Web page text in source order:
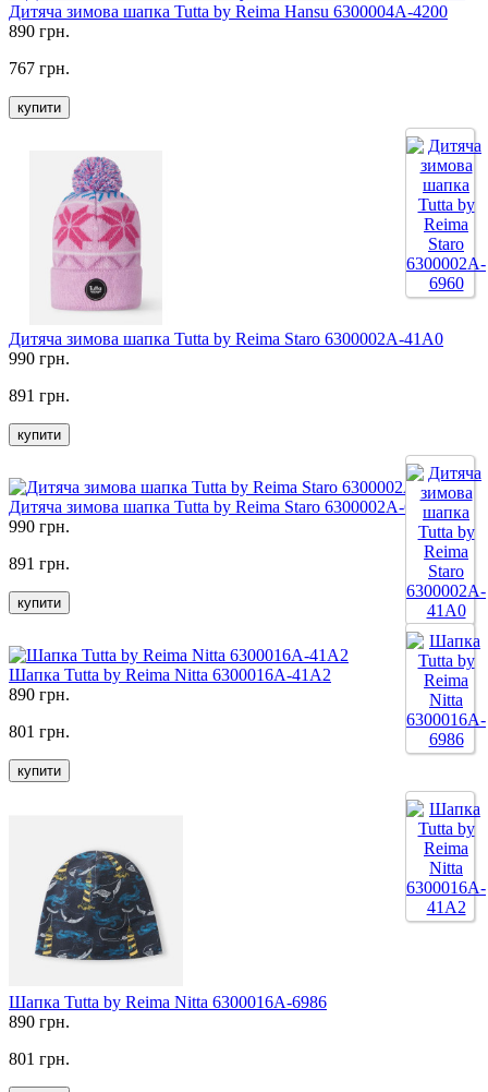
Дитяча зимова шапка Tutta by Reima Hansu 6300004A-4200
890 грн.
767 грн.
купити
Дитяча зимова шапка Tutta by Reima Staro 6300002A-41A0
990 грн.
891 грн.
купити
Дитяча зимова шапка Tutta by Reima Staro 6300002A-6960
990 грн.
891 грн.
купити
Шапка Tutta by Reima Nitta 6300016A-41A2
890 грн.
801 грн.
купити
Шапка Tutta by Reima Nitta 6300016A-6986
890 грн.
801 грн.